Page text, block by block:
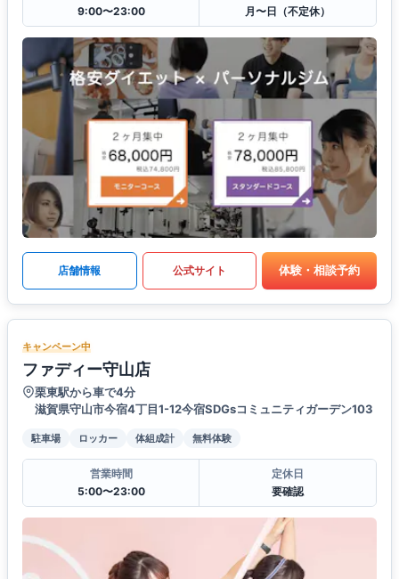
9:00〜23:00
月〜日（不定休）
店舗情報 公式サイト 体験・相談予約
キャンペーン中
ファディー守山店
栗東駅から車で4分
滋賀県守山市今宿4丁目1-12今宿SDGsコミュニティガーデン103
駐車場 ロッカー 体組成計 無料体験
営業時間
5:00〜23:00
定休日
要確認